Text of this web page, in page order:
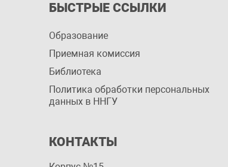
БЫСТРЫЕ ССЫЛКИ
Образование
Приемная комиссия
Библиотека
Политика обработки персональных
данных в ННГУ
КОНТАКТЫ